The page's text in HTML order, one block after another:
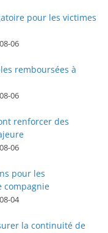
pour les victimes
06
remboursées à
06
renforcer des
06
pour les
compagnie
04
la continuité de